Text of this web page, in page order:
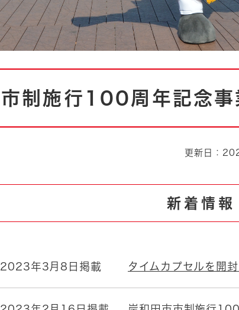
市制施行100周年記念事
更新日：
新着情報
2023年3月8日掲載 タイムカプセルを開